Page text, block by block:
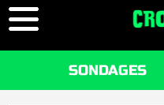
SONDAGES